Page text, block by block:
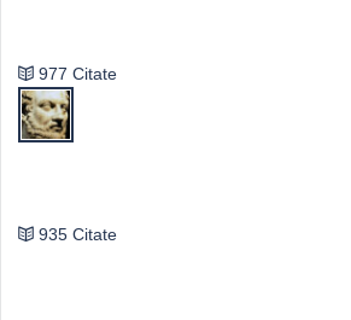
977 Citate
935 Citate